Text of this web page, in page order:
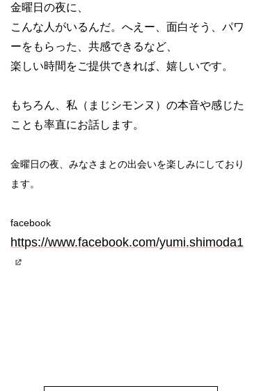
金曜日の夜に、
こんな人がいるんだ。へえー、面白そう、パワ
ーをもらった、共感できるなど、
楽しい時間をご提供できれば、嬉しいです。
もちろん、私（まじシモンヌ）の本音や感じた
ことも率直にお話します。
金曜日の夜、みなさまとの出会いを楽しみにしており
ます。
facebook
https://www.facebook.com/yumi.shimoda1